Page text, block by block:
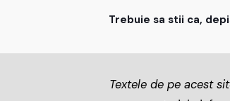
Trebuie sa stii ca,
Textele de pe acest